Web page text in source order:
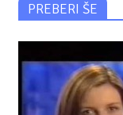
PREBERI ŠE